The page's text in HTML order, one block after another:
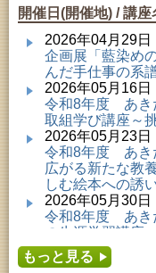
開催日(開催地) / 講座
2026年04月29
企画展「藍染め
んだ手仕事の系譜
2026年05月16
令和8年度 あき
取組学び講座～
2026年05月23
令和8年度 あき
広がる新たな教
しむ絵本への誘い
2026年05月30
令和8年度 あき
の生涯学習講座
う～」
2026年06月02日
もっと見る